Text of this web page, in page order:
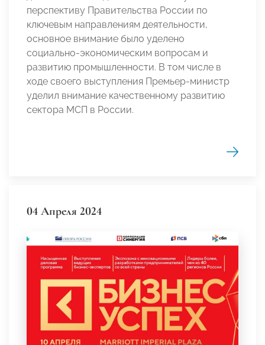
перспективу Правительства России по
ключевым направлениям деятельности,
основное внимание было уделено
социально-экономическим вопросам и
развитию промышленности. В том числе в
ходе своего выступления Премьер-министр
уделил внимание качественному развитию
сектора МСП в России.
04 Апреля 2024